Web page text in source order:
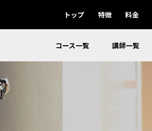
トップ 特徴 料金
コース一覧 講師一覧